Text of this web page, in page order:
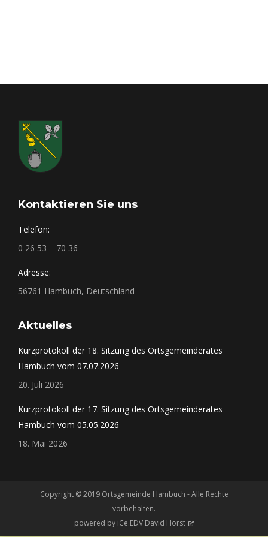
Kontaktieren Sie uns
Telefon:
0 26 53 – 70 36
Adresse:
56761 Hambuch, Deutschland
Aktuelles
Kurzprotokoll der 18. Sitzung des Ortsgemeinderates
Hambuch vom 07.07.2026
20. Juli 2026
Kurzprotokoll der 17. Sitzung des Ortsgemeinderates
Hambuch vom 05.05.2026
18. Mai 2026
Copyright © 2019 Ortsgemeinde Hambuch - Alle Rechte
vorbehalten.
powered by iCe.EDV David Horst